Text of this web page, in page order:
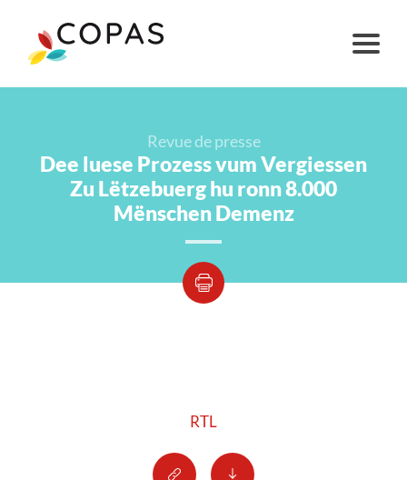
Revue de presse
Dee luese Prozess vum Vergiessen
Zu Lëtzebuerg hu ronn 8.000
Mënschen Demenz
RTL